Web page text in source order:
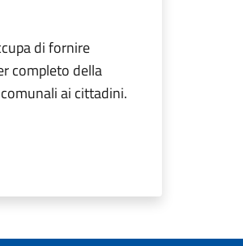
di fornire
completo della
ai cittadini.